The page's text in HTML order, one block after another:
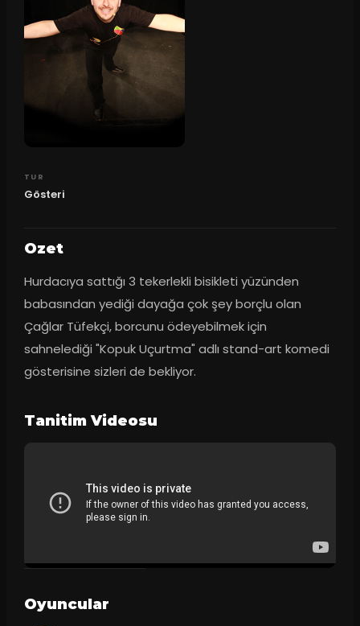
TUR
Gösteri
Ozet
Hurdacıya sattığı 3 tekerlekli bisikleti yüzünden
babasından yediği dayağa çok şey borçlu olan
Çağlar Tüfekçi, borcunu ödeyebilmek için
sahnelediği "Kopuk Uçurtma" adlı stand-art komedi
gösterisine sizleri de bekliyor.
Tanitim Videosu
Oyuncular